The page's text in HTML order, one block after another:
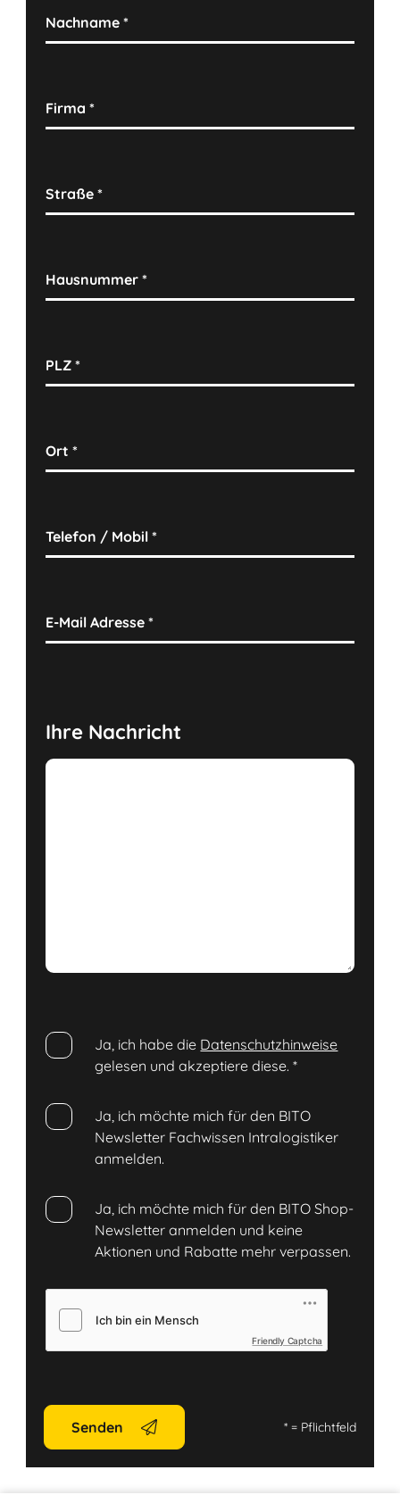
Nachname*
Firma*
Straße*
Hausnummer*
PLZ*
Ort*
Telefon / Mobil*
E-Mail Adresse*
Ihre Nachricht
Ja, ich habe die Datenschutzhinweise
gelesen und akzeptiere diese.*
Ja, ich möchte mich für den BITO
Newsletter Fachwissen Intralogistiker
anmelden.
Ja, ich möchte mich für den BITO Shop-
Newsletter anmelden und keine
Aktionen und Rabatte mehr verpassen.
Friendly Captcha
Senden *= Pflichtfeld